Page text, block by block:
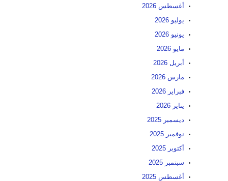
أغسطس 2026
يوليو 2026
يونيو 2026
مايو 2026
أبريل 2026
مارس 2026
فبراير 2026
يناير 2026
ديسمبر 2025
نوفمبر 2025
أكتوبر 2025
سبتمبر 2025
أغسطس 2025